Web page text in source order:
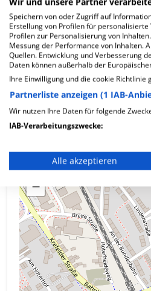
Wie ist die
Karte
+
−
Speichern von oder Zugriff auf
Erstellung von Profilen für
Profilen zur Personalisierung von
Messung der Performance von Inhalten.
Quellen. Entwicklung und Verbesserung
Daten können außerhalb der
Ihre Einwilligung und die cookie
Partnerliste anzeigen (1 IAB-
Wir nutzen Ihre Daten für folgende
IAB-Verarbeitungszwecke:
Verwendung reduzierter
Erstellung von Profilen für
Verwendung von Profilen zur
Erstellung von Profilen zur
Verwendung von Profilen zur
Alle akzeptieren